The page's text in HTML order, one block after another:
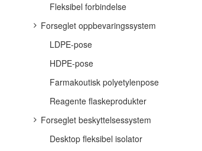
Fleksibel forbindelse
Forseglet oppbevaringssystem
LDPE-pose
HDPE-pose
Farmakoutisk polyetylenpose
Reagente flaskeprodukter
Forseglet beskyttelsessystem
Desktop fleksibel isolator